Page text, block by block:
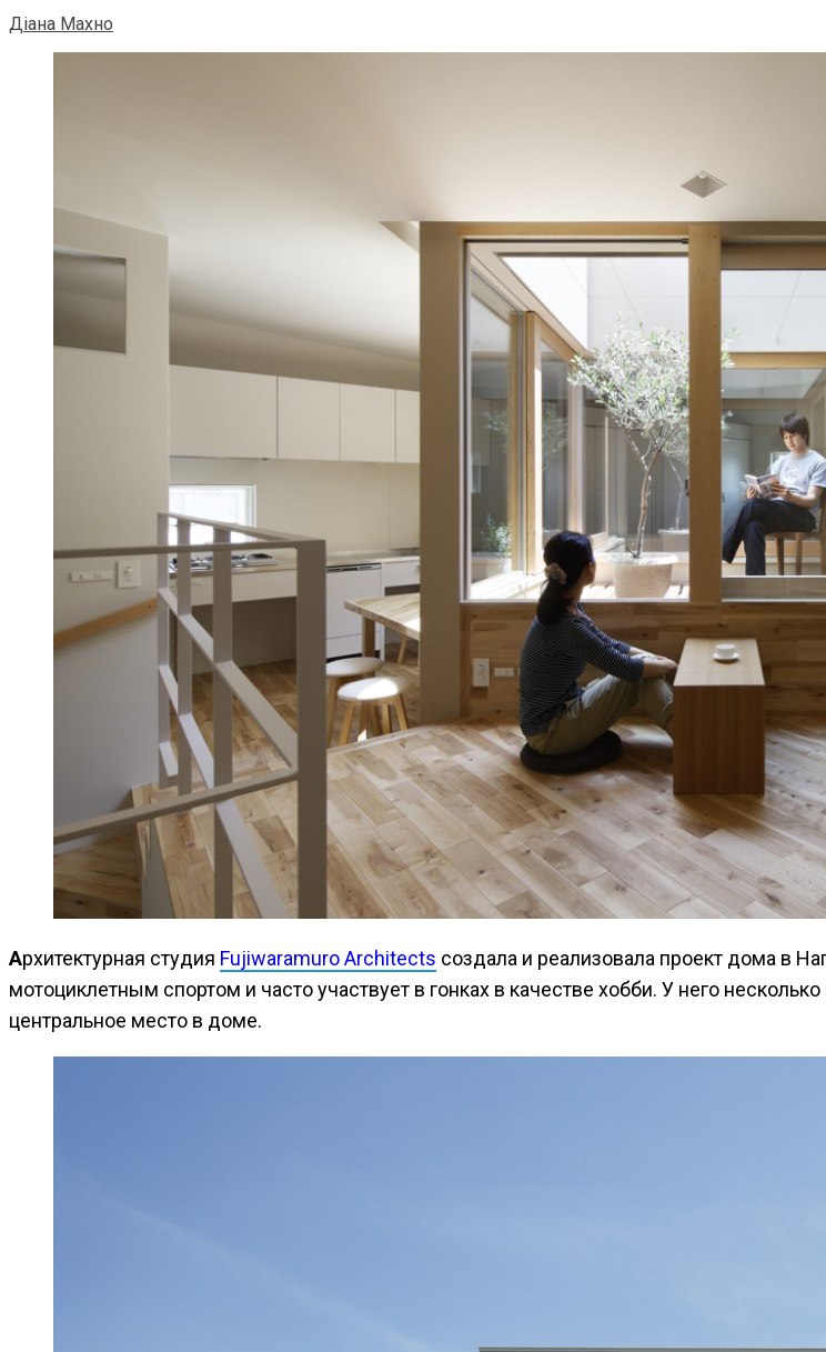
Діана Махно
Архитектурная студия Fujiwaramuro Architects создала и реализовала проект дома в
мотоциклетным спортом и часто участвует в гонках в качестве хобби. У него
центральное место в доме.